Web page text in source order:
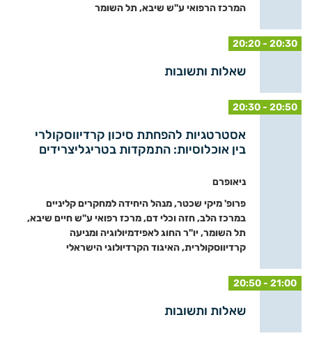
המרכז הרפואי ע"ש שיבא, תל השומר
20:20 - 20:30
שאלות ותשובות
20:30 - 20:50
אסטרטגיות להפחתת סיכון קרדיווסקולרי
בין אוכלוסיות: התמקדות בטריגליצרידים
ניאופרם
פרופ' מיקי שכטר, מנהל היחידה למחקרים קליניים
במרכז הלב, חזה וכלי דם, מרכז רפואי ע"ש חיים שיבא,
תל השומר, יו"ר החוג לאפידמיולוגיה ומניעה
קרדיווסקולרית, האיגוד הקרדיולוגי הישראלי
20:50 - 21:00
שאלות ותשובות